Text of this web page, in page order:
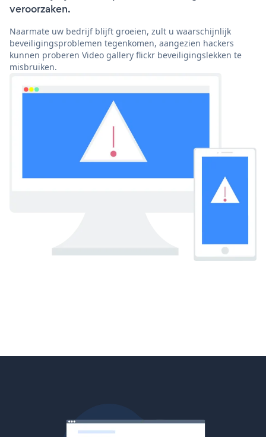
veroorzaken.
Naarmate uw bedrijf blijft groeien, zult u waarschijnlijk
beveiligingsproblemen tegenkomen, aangezien hackers
kunnen proberen Video gallery flickr beveiligingslekken te
misbruiken.